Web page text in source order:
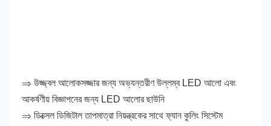
⇒ উজ্জ্বল আলোকসজ্জার জন্য অভ্যন্তরীণ উল্লম্ব LED আলো এবং
আকর্ষণীয় বিজ্ঞাপনের জন্য LED আলোর ছাউনি
⇒ ডিক্সেল ডিজিটাল তাপমাত্রা নিয়ন্ত্রকের সাথে ফ্যান কুলিং সিস্টেম